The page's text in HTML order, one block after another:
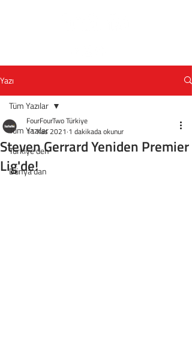
Yazı
Tüm Yazılar
Türkiye'den
Dünya'dan
Tüm Yazılar
Steven Gerrard Yeniden Premier
Lig'de!
FourFourTwo Türkiye
11 Kas 2021 1 dakikada okunur